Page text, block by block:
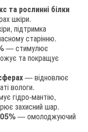
та рослинні білки
шкіри.
підтримка
старінню.
— стимулює
та покращує
— відновлює
вологи.
гідро-мантію,
захисний шар.
— омолоджуючий